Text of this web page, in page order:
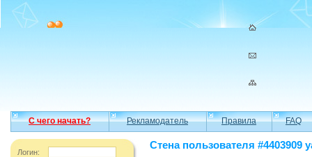
С чего начать? Рекламодатель Правила FAQ
Логин:
Стена пользователя #4403909